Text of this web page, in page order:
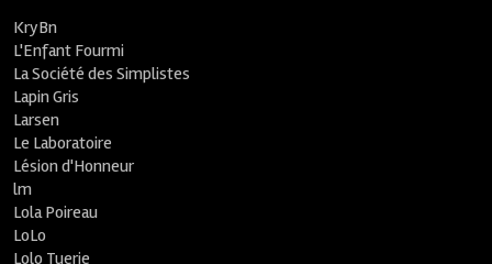
KryBn
L'Enfant Fourmi
La Société des Simplistes
Lapin Gris
Larsen
Le Laboratoire
Lésion d'Honneur
lm
Lola Poireau
LoLo
Lolo Tuerie